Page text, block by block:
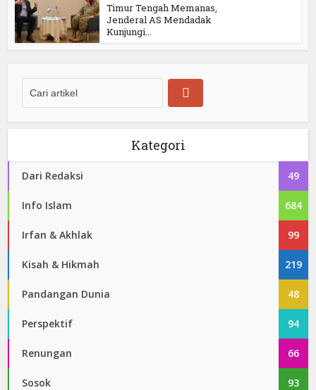
Timur Tengah Memanas,
Jenderal AS Mendadak
Kunjungi...
Kategori
Dari Redaksi 49
Info Islam 684
Irfan & Akhlak 99
Kisah & Hikmah 219
Pandangan Dunia 48
Perspektif 94
Renungan 66
Sosok 93